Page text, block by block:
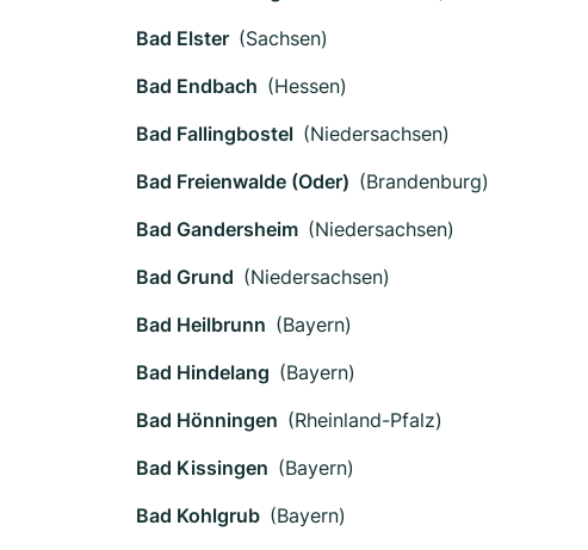
Bad Elster (Sachsen)
Bad Endbach (Hessen)
Bad Fallingbostel (Niedersachsen)
Bad Freienwalde (Oder) (Brandenburg)
Bad Gandersheim (Niedersachsen)
Bad Grund (Niedersachsen)
Bad Heilbrunn (Bayern)
Bad Hindelang (Bayern)
Bad Hönningen (Rheinland-Pfalz)
Bad Kissingen (Bayern)
Bad Kohlgrub (Bayern)